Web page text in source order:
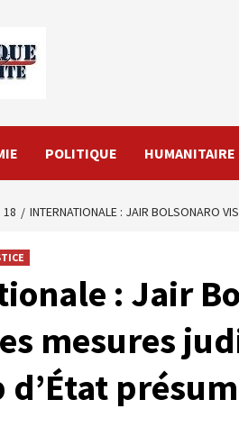
POLITIQUE HUMANITAIRE
18 INTERNATIONALE : JAIR BOLSONARO
: Jair
mesures
d’État